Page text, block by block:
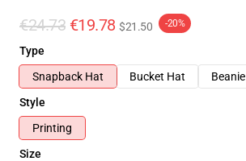
€24.73 €19.78 $21.50 -20%
Type
Snapback Hat
Bucket Hat
Beanie
Style
Printing
Size